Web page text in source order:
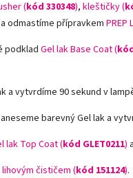
(kód 330348), kleštičky (
odmastíme přípravkem PREP
podklad Gel lak Base Coat (
a vytvrdíme 90 sekund v
barevný Gel lak a
lak Top Coat (kód GLET0211)
lihovým čističem (kód 151124).